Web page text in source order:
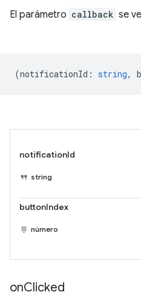
El parámetro callback se
(notificationId : string,
notificationId
string
buttonIndex
número
onClicked